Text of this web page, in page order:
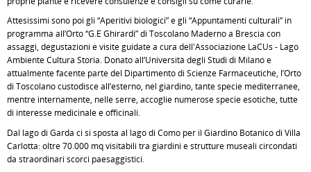
Attesissimi sono poi gli “Aperitivi biologici” e gli “Appuntamenti culturali” in
programma all’Orto “G.E Ghirardi” di Toscolano Maderno a Brescia con
assaggi, degustazioni e visite guidate a cura dell'Associazione LaCUs - Lago
Ambiente Cultura Storia. Donato all’Università degli Studi di Milano e
attualmente facente parte del Dipartimento di Scienze Farmaceutiche, l’Orto
di Toscolano custodisce all’esterno, nel giardino, tante specie mediterranee,
mentre internamente, nelle serre, accoglie numerose specie esotiche, tutte
di interesse medicinale e officinali.
Dal lago di Garda ci si sposta al lago di Como per il Giardino Botanico di Villa
Carlotta: oltre 70.000 mq visitabili tra giardini e strutture museali circondati
da straordinari scorci paesaggistici.